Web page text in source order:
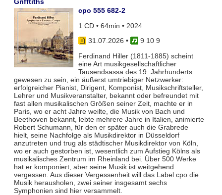
cpo 555 682-2
1 CD • 64min • 2024
31.07.2026 •
9 10 9
Ferdinand Hiller (1811-1885) scheint
eine Art musikgesellschaftlicher
Tausendsassa des 19. Jahrhunderts
gewesen zu sein, ein äußerst umtriebiger Netzwerker:
erfolgreicher Pianist, Dirigent, Komponist, Musikschriftsteller,
Lehrer und Musikveranstalter, bekannt oder befreundet mit
fast allen musikalischen Größen seiner Zeit, machte er in
Paris, wo er acht Jahre weilte, die Musik von Bach und
Beethoven bekannt, lebte mehrere Jahre in Italien, animierte
Robert Schumann, für den er später auch die Grabrede
hielt, seine Nachfolge als Musikdirektor in Düsseldorf
anzutreten und trug als städtischer Musikdirektor von Köln,
wo er auch gestorben ist, wesentlich zum Aufstieg Kölns als
musikalisches Zentrum im Rheinland bei. Über 500 Werke
hat er komponiert, aber seine Musik ist weitgehend
vergessen. Aus dieser Vergessenheit will das Label cpo die
Musik herausholen, zwei seiner insgesamt sechs
Symphonien sind hier versammelt.